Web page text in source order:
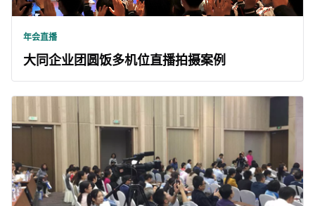
年会直播
大同企业团圆饭多机位直播拍摄案例